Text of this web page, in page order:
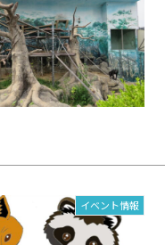
イベント情報